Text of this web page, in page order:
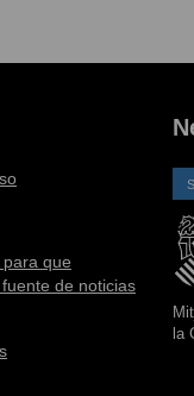
que
de noticias
la